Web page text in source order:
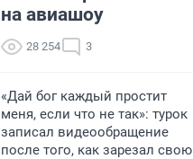
на авиашоу
28 254 3
«Дай бог каждый простит
меня, если что не так»: турок
записал видеообращение
после того, как зарезал свою